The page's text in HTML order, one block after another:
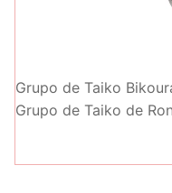
Grupo de Taiko
Grupo de Taiko de